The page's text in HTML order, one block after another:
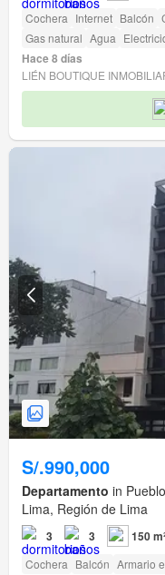
Cochera Internet Balcón
Gas natural Agua
Hace 8 días
LIÉN BOUTIQUE
S/.990,000
Departamento in
Lima, Región de Lima
3 3 150
Cochera Balcón Armario